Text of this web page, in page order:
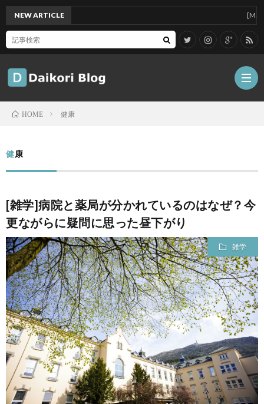
記
Tips
ガ
ジ
ェ
ッ
グ
ル
メ
旅
行・
散
歩
こ
の
ブ
ロ
NEW ARTICLE [Mac]Mac
HOME 健康
健康
[雑学]病院と薬局が分かれているのはなぜ？今
更ながらに疑問に思った昼下がり
雑学